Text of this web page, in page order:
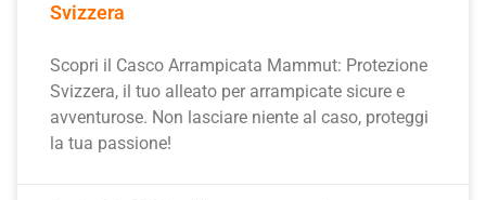
Svizzera
Scopri il Casco Arrampicata Mammut: Protezione
Svizzera, il tuo alleato per arrampicate sicure e
avventurose. Non lasciare niente al caso, proteggi
la tua passione!